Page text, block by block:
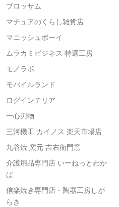
ブロッサム
マチュアのくらし雑貨店
マニッシュボーイ
ムラカミビジネス 特選工房
モノラボ
モバイルランド
ログインテリア
一心刃物
三河機工 カイノス 楽天市場店
九谷焼 窯元 吉右衛門窯
介護用品専門店 いーねっとわか
ば
信楽焼き専門店・陶器工房しが
らき